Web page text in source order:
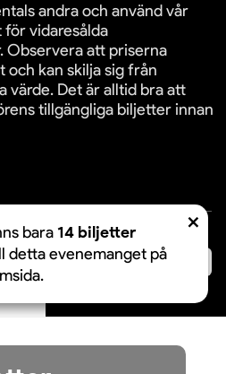
bara 14 biljetter
detta evenemanget på
andra och använd vår
för vidaresålda
Observera att priserna
kan skilja sig från
värde. Det är alltid bra att
tillgängliga biljetter innan